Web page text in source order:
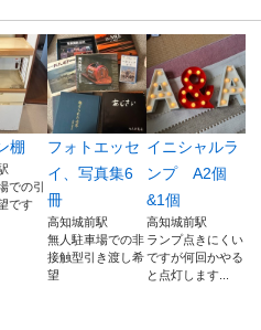
棚
での引
です
フォトエッセ
イ、写真集6
冊
高知城前駅
無人駐車場での非
接触型引き渡し希
望
イニシャルラ
ンプ A2個
&1個
高知城前駅
ランプ点きにくい
ですが何回かやる
と点灯します...